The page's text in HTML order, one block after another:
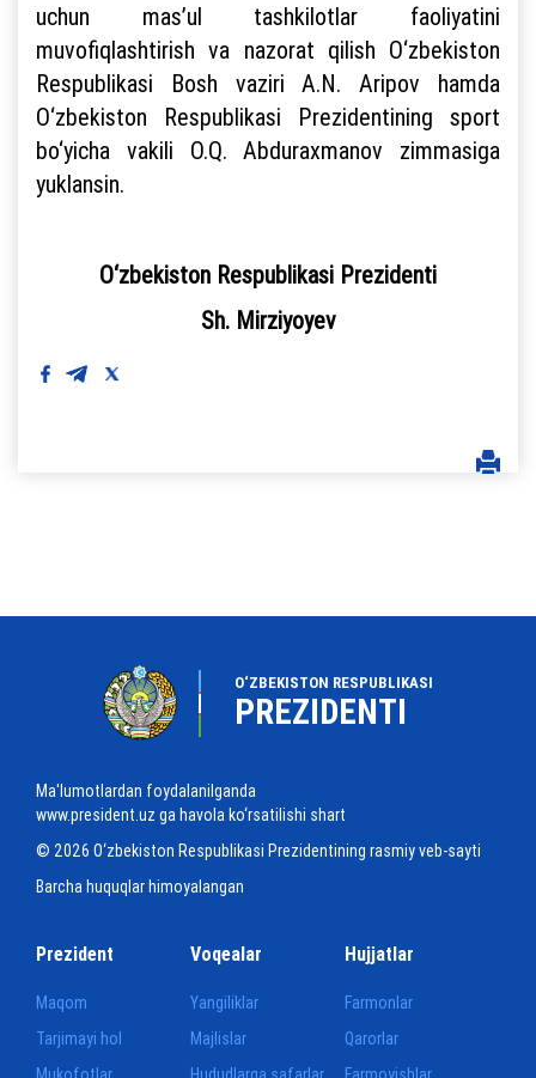
uchun mas’ul tashkilotlar faoliyatini
muvofiqlashtirish va nazorat qilish O‘zbekiston
Respublikasi Bosh vaziri A.N. Aripov hamda
O‘zbekiston Respublikasi Prezidentining sport
bo‘yicha vakili O.Q. Abduraxmanov zimmasiga
yuklansin.
O‘zbekiston Respublikasi Prezidenti
Sh. Mirziyoyev
O‘ZBEKISTON RESPUBLIKASI
PREZIDENTI
Ma'lumotlardan foydalanilganda
www.president.uz ga havola ko‘rsatilishi shart
© 2026 O‘zbekiston Respublikasi Prezidentining rasmiy veb-sayti
Barcha huquqlar himoyalangan
Prezident
Maqom
Tarjimayi hol
Voqealar
Yangiliklar
Majlislar
Hujjatlar
Farmonlar
Qarorlar